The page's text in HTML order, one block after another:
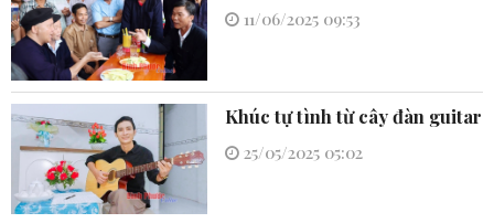
11/06/2025 09:53
Khúc tự tình từ cây đàn guitar
25/05/2025 05:02